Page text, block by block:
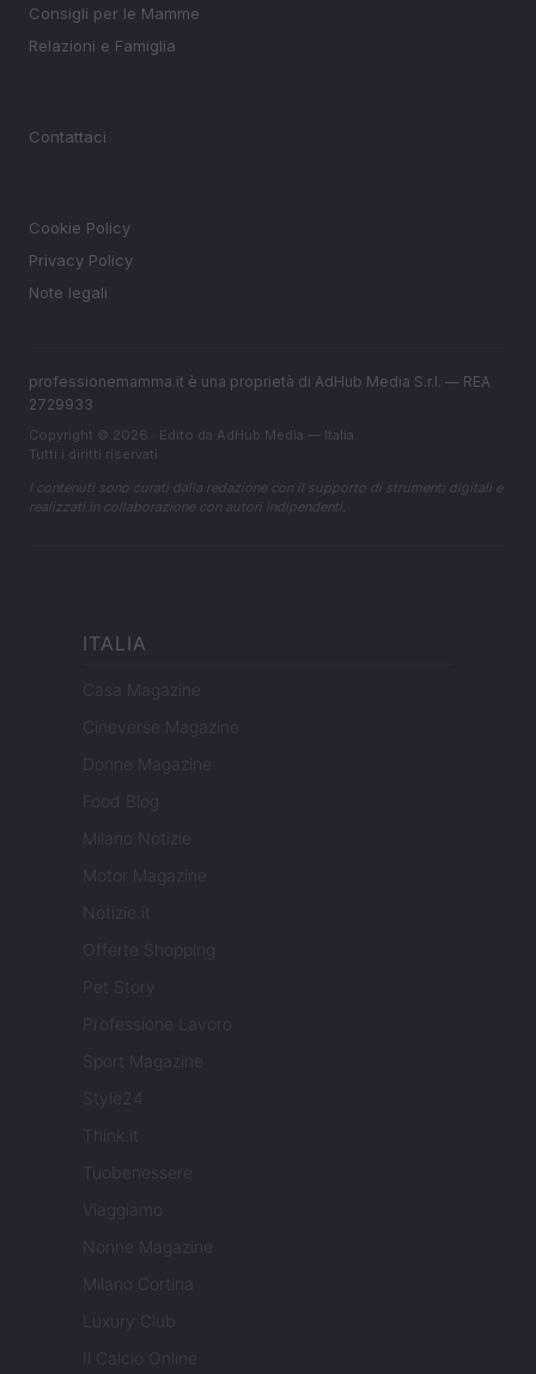
Consigli per le Mamme
Relazioni e Famiglia
Contattaci
Cookie Policy
Privacy Policy
Note legali
professionemamma.it è una proprietà di AdHub Media S.r.l. — REA
2729933
Copyright © 2026 · Edito da AdHub Media — Italia
Tutti i diritti riservati
I contenuti sono curati dalla redazione con il supporto di strumenti digitali e
realizzati in collaborazione con autori indipendenti.
ITALIA
Casa Magazine
Cineverse Magazine
Donne Magazine
Food Blog
Milano Notizie
Motor Magazine
Notizie.it
Offerte Shopping
Pet Story
Professione Lavoro
Sport Magazine
Style24
Think.it
Tuobenessere
Viaggiamo
Nonne Magazine
Milano Cortina
Luxury Club
Il Calcio Online